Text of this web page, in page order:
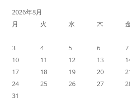
2026年8月
月
火 水 木
3
4 5 6 7
10
11 12 13
17
18 19 20
24
25 26 27
31